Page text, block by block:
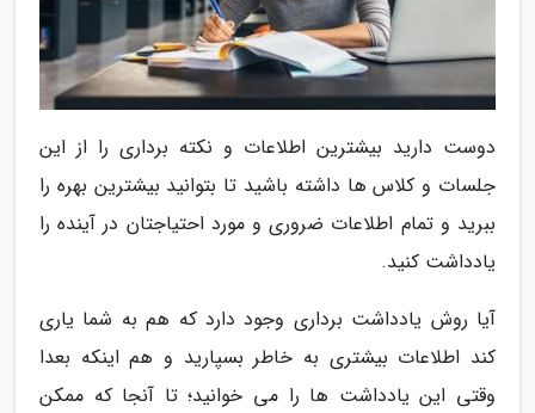
دوست دارید بیشترین اطلاعات و نکته برداری را از این
جلسات و کلاس ها داشته باشید تا بتوانید بیشترین بهره را
ببرید و تمام اطلاعات ضروری و مورد احتیاجتان در آینده را
یادداشت کنید.
آیا روش یادداشت برداری وجود دارد که هم به شما یاری
کند اطلاعات بیشتری به خاطر بسپارید و هم اینکه بعدا
وقتی این یادداشت ها را می خوانید؛ تا آنجا که ممکن